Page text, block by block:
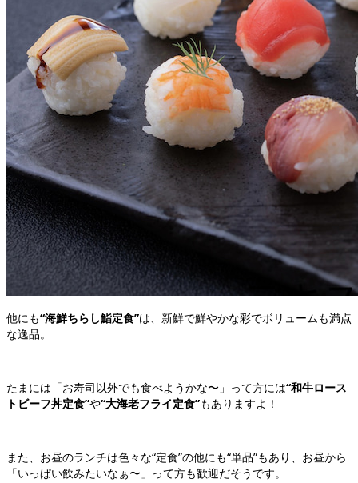
他にも“海鮮ちらし鮨定食”は、新鮮で鮮やかな彩でボリュームも満点
な逸品。
たまには「お寿司以外でも食べようかな〜」って方には“和牛ロース
トビーフ丼定食”や“大海老フライ定食”もありますよ！
また、お昼のランチは色々な“定食”の他にも“単品”もあり、お昼から
「いっぱい飲みたいなぁ〜」って方も歓迎だそうです。